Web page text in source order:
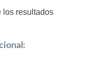
los resultados